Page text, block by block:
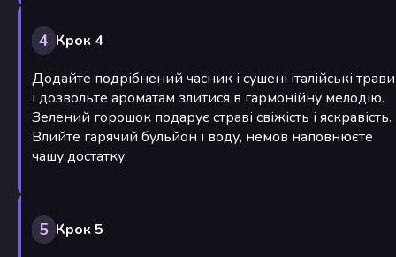
4 Крок 4
Додайте подрібнений часник і сушені італійські трави
і дозвольте ароматам злитися в гармонійну мелодію.
Зелений горошок подарує страві свіжість і яскравість.
Влийте гарячий бульйон і воду, немов наповнюєте
чашу достатку.
5 Крок 5